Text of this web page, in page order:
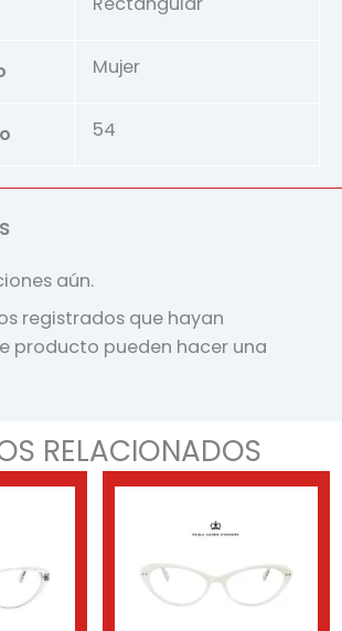
Mujer
54
aún.
registrados que hayan
producto pueden hacer una
RELACIONADOS